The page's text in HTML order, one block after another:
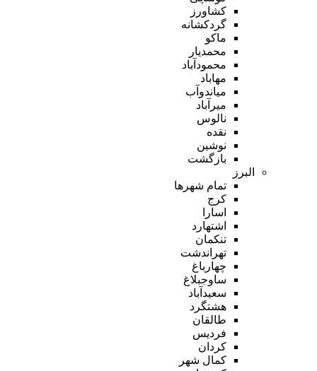
کشاورز
گردکشانه
ماکو
محمدیار
محمودآباد
مهاباد
میاندوآب
میرآباد
نالوس
نقده
نوشین
بازگشت
البرز
تمام شهر‌ها
کرج
اسارا
اشتهارد
تنکمان
تهراندشت
چهارباغ
ساوجبلاغ
سعیدآباد
هشتگرد
طالقان
فردیس
کردان
کمال شهر